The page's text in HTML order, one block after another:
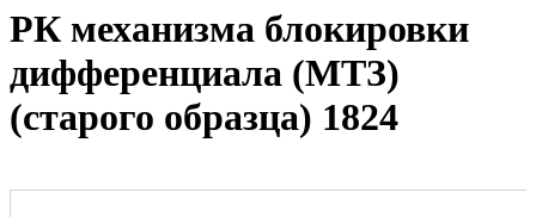
РК механизма блокировки
дифференциала (МТЗ)
(старого образца) 1824